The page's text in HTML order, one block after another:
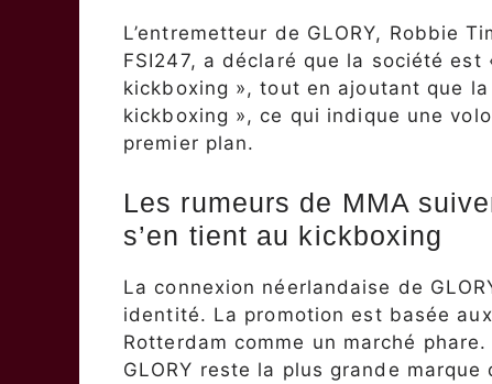
L’entremetteur de GLORY, Robbie
FSI247, a déclaré que la société
kickboxing », tout en ajoutant que
kickboxing », ce qui indique une
premier plan.
Les rumeurs de MMA
s’en tient au kickboxing
La connexion néerlandaise de
identité. La promotion est basée
Rotterdam comme un marché
GLORY reste la plus grande marque